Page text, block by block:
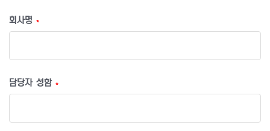
회사명 *
담당자 성함 *